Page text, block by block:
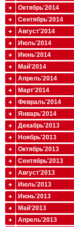
Октябрь'2014
Сентябрь'2014
Август'2014
Июль'2014
Июнь'2014
Май'2014
Апрель'2014
Март'2014
Февраль'2014
Январь'2014
Декабрь'2013
Ноябрь'2013
Октябрь'2013
Сентябрь'2013
Август'2013
Июль'2013
Июнь'2013
Май'2013
Апрель'2013